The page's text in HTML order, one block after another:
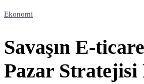
Ekonomi
Savaşın E-
Pazar Stratejisi